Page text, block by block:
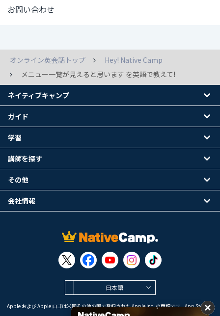
お問い合わせ
オンライン英会話トップ
Hey! Native Camp
メニュー一覧が見えると思います を英語で教えて!
日本語
Apple および Apple ロゴは米国その他の国で登録された Apple Inc. の商標です。App Store は
Apple Inc. のサービスマークです。
ネイティブキャンプ
ガイド
学習
講師を探す
その他
会社情報